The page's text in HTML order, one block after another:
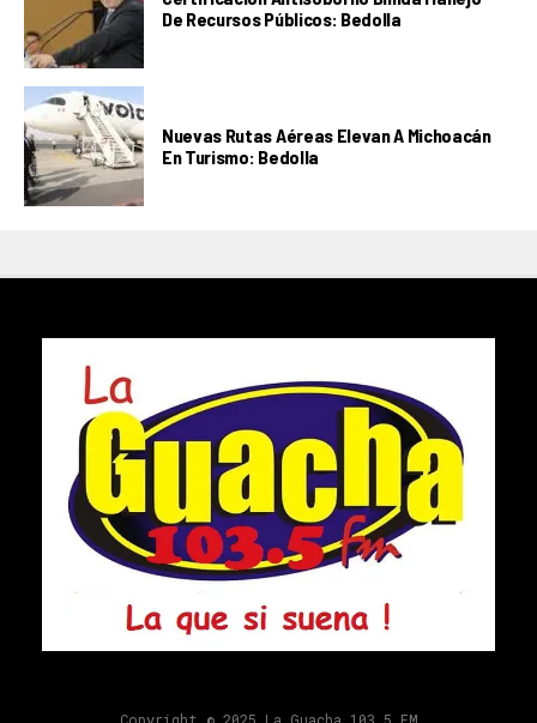
De Recursos Públicos: Bedolla
Nuevas Rutas Aéreas Elevan A Michoacán
En Turismo: Bedolla
Copyright © 2025 La Guacha 103.5 FM